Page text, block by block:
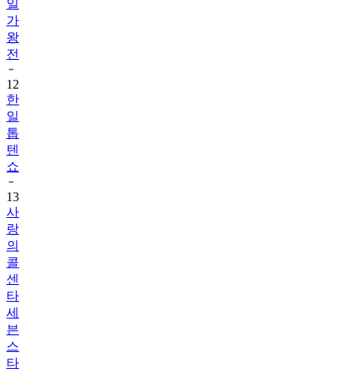
왕
전
12
한
일
톱
텐
쇼
13
사
랑
의
콜
센
타
세
븐
스
타
즈